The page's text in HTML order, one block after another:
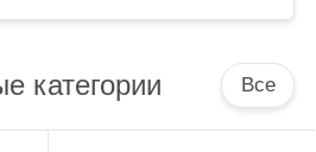
категории Все